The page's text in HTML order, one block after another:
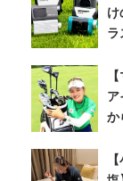
ラ
ア
か